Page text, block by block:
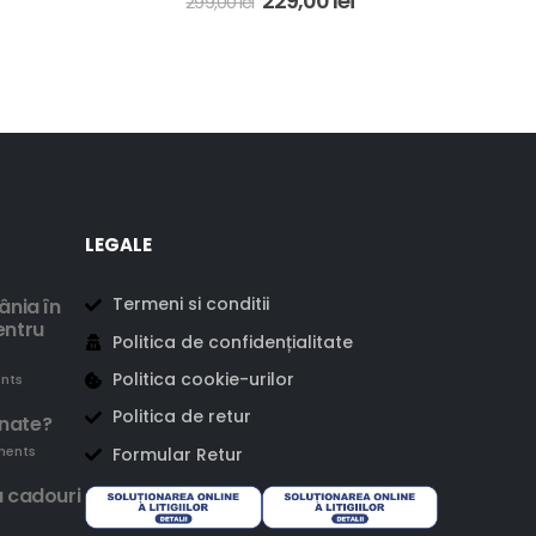
în
cadouri
LEGALE
Termeni si conditii
Politica de confidențialitate
Politica cookie-urilor
Politica de retur
Formular Retur